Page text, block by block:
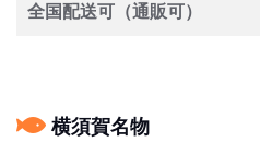
全国配送可（通販可）
横須賀名物